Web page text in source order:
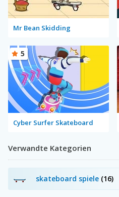
Mr Bean Skidding
Cyber Surfer Skateboard
5
Verwandte Kategorien
skateboard spiele (16)